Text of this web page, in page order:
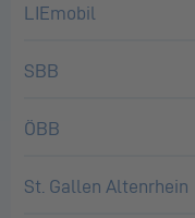
LIEmobil
SBB
ÖBB
St. Gallen Altenrhein